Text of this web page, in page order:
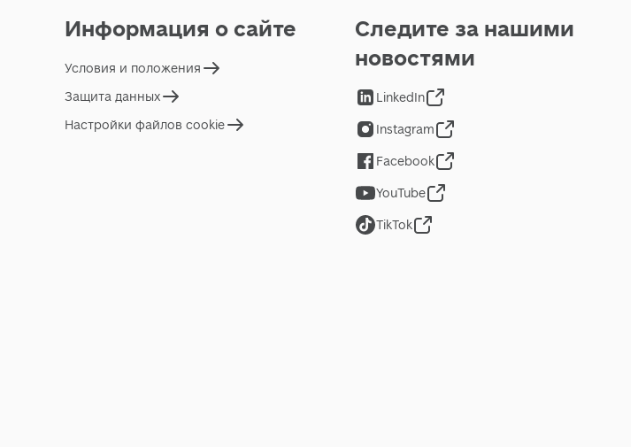
Информация о сайте
Условия и положения
Защита данных
Настройки файлов cookie
Следите за нашими
новостями
LinkedIn
Instagram
Facebook
YouTube
TikTok